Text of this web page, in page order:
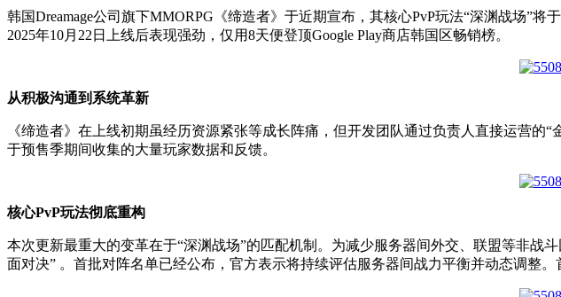
韩国Dreamage公司旗下MMORPG《缔造者》于近期宣布，其核心PvP玩法“深渊战场”
2025年10月22日上线后表现强劲，仅用8天便登顶Google Play商店韩国区畅销榜。
从积极沟通到系统革新
《缔造者》在上线初期虽经历资源紧张等成长阵痛，但开发团队通过负责人直接运营
于预售季期间收集的大量玩家数据和反馈。
核心PvP玩法彻底重构
本次更新最重大的变革在于“深渊战场”的匹配机制。为减少服务器间外交、联盟等非战
面对决” 。首批对阵名单已经公布，官方表示将持续评估服务器间战力平衡并动态调整